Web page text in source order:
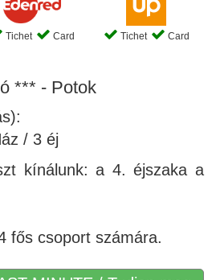
Tichet
Card Tichet Card
*** - Potok
/ 3 éj
kínálunk: a 4. éjszaka a
fős csoport számára.